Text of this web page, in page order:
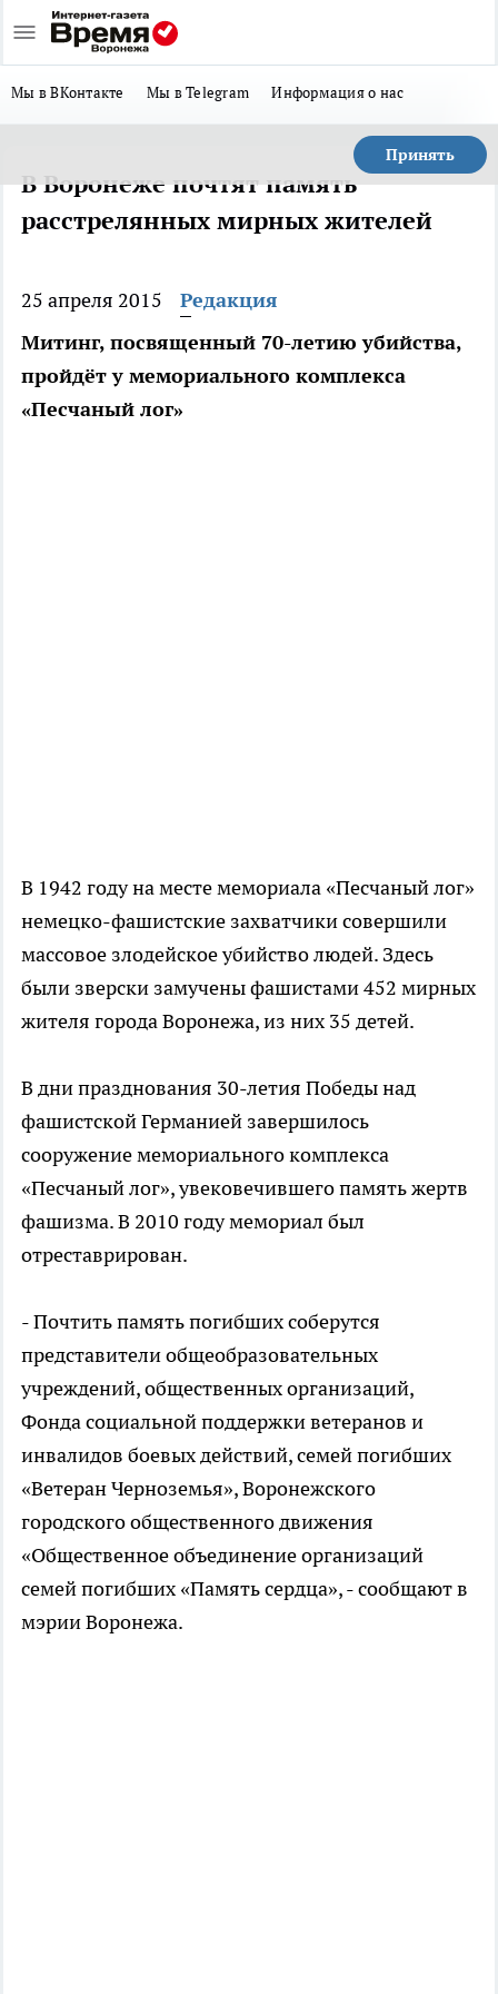
Мы в ВКонтакте Мы в Telegram Информация о нас
Принять
В Воронеже почтят память
расстрелянных мирных жителей
25 апреля 2015
Редакция
Митинг, посвященный 70-летию убийства,
пройдёт у мемориального комплекса
«Песчаный лог»
В 1942 году на месте мемориала «Песчаный лог»
немецко-фашистские захватчики совершили
массовое злодейское убийство людей. Здесь
были зверски замучены фашистами 452 мирных
жителя города Воронежа, из них 35 детей.
В дни празднования 30-летия Победы над
фашистской Германией завершилось
сооружение мемориального комплекса
«Песчаный лог», увековечившего память жертв
фашизма. В 2010 году мемориал был
отреставрирован.
- Почтить память погибших соберутся
представители общеобразовательных
учреждений, общественных организаций,
Фонда социальной поддержки ветеранов и
инвалидов боевых действий, семей погибших
«Ветеран Черноземья», Воронежского
городского общественного движения
«Общественное объединение организаций
семей погибших «Память сердца», - сообщают в
мэрии Воронежа.